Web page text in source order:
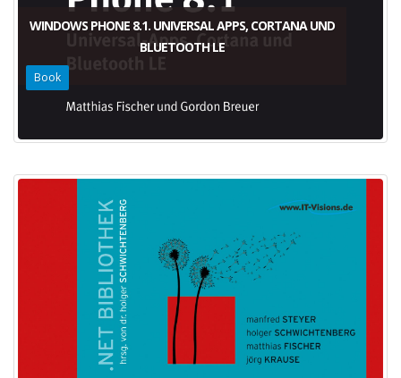
WINDOWS PHONE 8.1. UNIVERSAL APPS, CORTANA UND
BLUETOOTH LE
Book